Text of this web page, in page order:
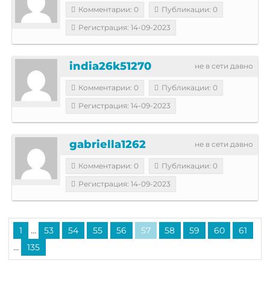
Комментарии: 0
Публикации: 0
Регистрация: 14-09-2023
не в сети давно
india26k51270
Комментарии: 0
Публикации: 0
Регистрация: 14-09-2023
не в сети давно
gabriella1262
Комментарии: 0
Публикации: 0
Регистрация: 14-09-2023
1 ... 53 54 55 56 57 58 59 60 61
... 135